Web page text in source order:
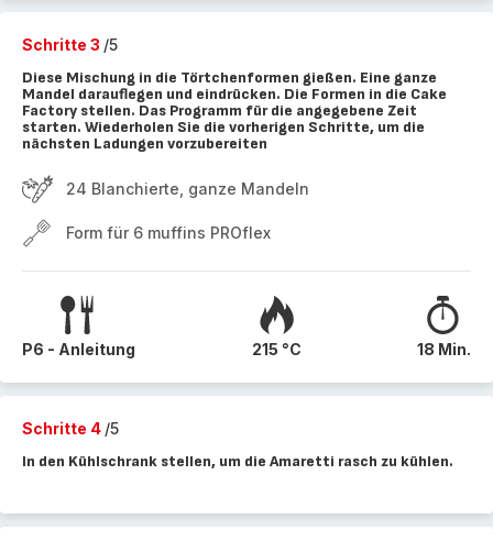
Schritte 3 /5
Diese Mischung in die Törtchenformen gießen. Eine ganze
Mandel darauflegen und eindrücken. Die Formen in die Cake
Factory stellen. Das Programm für die angegebene Zeit
starten. Wiederholen Sie die vorherigen Schritte, um die
nächsten Ladungen vorzubereiten
24 Blanchierte, ganze Mandeln
Form für 6 muffins PROflex
P6 - Anleitung 215 °C 18 Min.
Schritte 4 /5
In den Kühlschrank stellen, um die Amaretti rasch zu kühlen.